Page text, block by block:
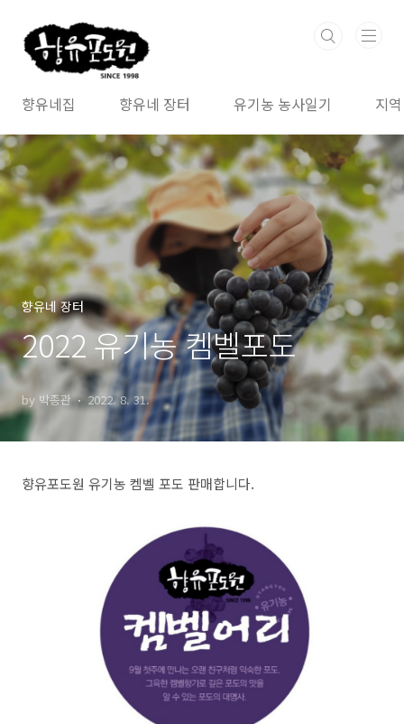
향유네집 향유네 장터 유기농 농사일기 지
향유네 장터
2022 유기농 켐벨포도
by 박종관 2022. 8. 31.
향유포도원 유기농 켐벨 포도 판매합니다.